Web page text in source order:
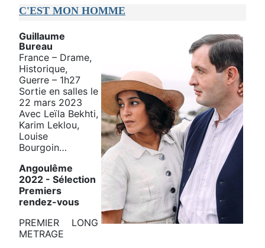
C'EST MON HOMME
Guillaume
Bureau
France – Drame,
Historique,
Guerre – 1h27
Sortie en salles le
22 mars 2023
Avec Leïla Bekhti,
Karim Leklou,
Louise
Bourgoin…
Angoulême
2022 - Sélection
Premiers
rendez-vous
PREMIER LONG
METRAGE